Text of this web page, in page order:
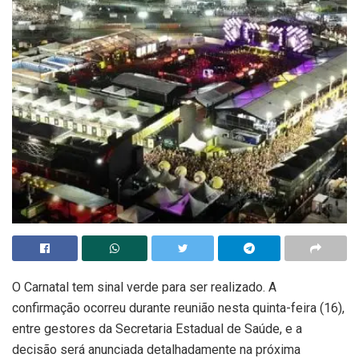
O Carnatal tem sinal verde para ser realizado. A
confirmação ocorreu durante reunião nesta quinta-feira (16),
entre gestores da Secretaria Estadual de Saúde, e a
decisão será anunciada detalhadamente na próxima